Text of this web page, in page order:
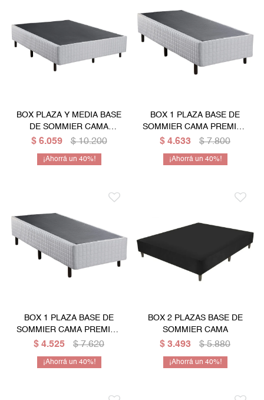
BOX PLAZA Y MEDIA BASE
DE SOMMIER CAMA
PREMIUM
$ 6.059 $ 10.200
40
BOX 1 PLAZA BASE DE
SOMMIER CAMA PREMIUN
DE 80 CM
$ 4.633 $ 7.800
40
BOX 1 PLAZA BASE DE
SOMMIER CAMA PREMIUN
DE 90 CM
$ 4.525 $ 7.620
40
BOX 2 PLAZAS BASE DE
SOMMIER CAMA
$ 3.493 $ 5.880
40